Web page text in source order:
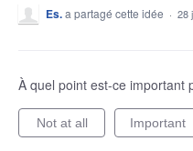
Es.a partagé cette idée · 28
À quel point est-ce important
Not at all Important